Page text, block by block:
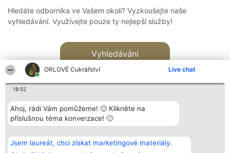
ORLOVÉ Cukrářství Live chat
18:52
Ahoj, rádi Vám pomůžeme! 🙂 Klikněte na
příslušnou téma konverzace! 🙂
Jsem laureát, chci získat marketingové materiály.
Hledáte odborníka ve Vašem okolí? Vyzkoušejte naše
vyhledávání. Využívejte pouze ty nejlepší služby!
Vyhledávání
Bright Side Solutions sp. z o.
o. sp. k.
ul. Ruska 22
Vítězové
Seznam všech
laureátů
Kontakt